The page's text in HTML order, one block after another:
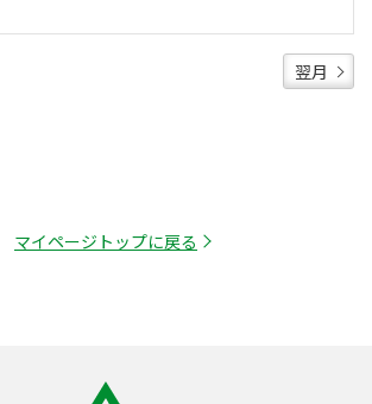
翌月
マイページトップに戻る